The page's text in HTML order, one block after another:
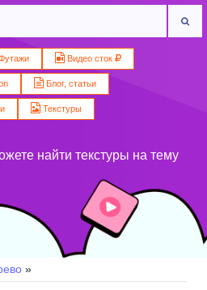
Видео сток
Блог, статьи
Текстуры
найти текстуры на тему
»